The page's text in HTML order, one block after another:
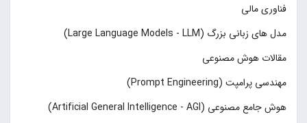
فناوری مالی
مدل های زبانی بزرگ (Large Language Models - LLM)
مقالات هوش مصنوعی
مهندسی پرامپت (Prompt Engineering)
هوش جامع مصنوعی (Artificial General Intelligence - AGI)